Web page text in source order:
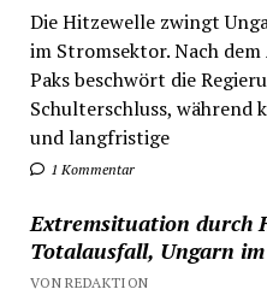
Die Hitzewelle zwingt
im Stromsektor. Nach
Paks beschwört die
Schulterschluss,
und langfristige
1 Kommentar
Extremsituation durch
Totalausfall, Ungarn
VON REDAKTION